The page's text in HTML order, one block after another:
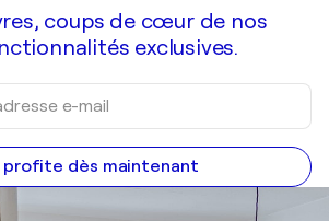
coups de cœur de nos
exclusives.
profite dès maintenant